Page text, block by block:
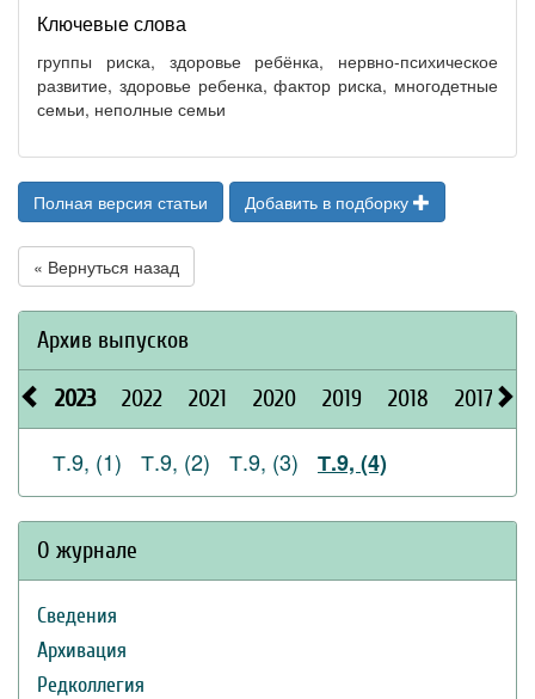
Ключевые слова
группы риска, здоровье ребёнка, нервно-психическое
развитие, здоровье ребенка, фактор риска, многодетные
семьи, неполные семьи
Полная версия статьи Добавить в подборку
« Вернуться назад
Архив выпусков
2023 2022 2021 2020 2019 2018 2017
Т.9, (1) Т.9, (2) Т.9, (3) Т.9, (4)
О журнале
Сведения
Архивация
Редколлегия